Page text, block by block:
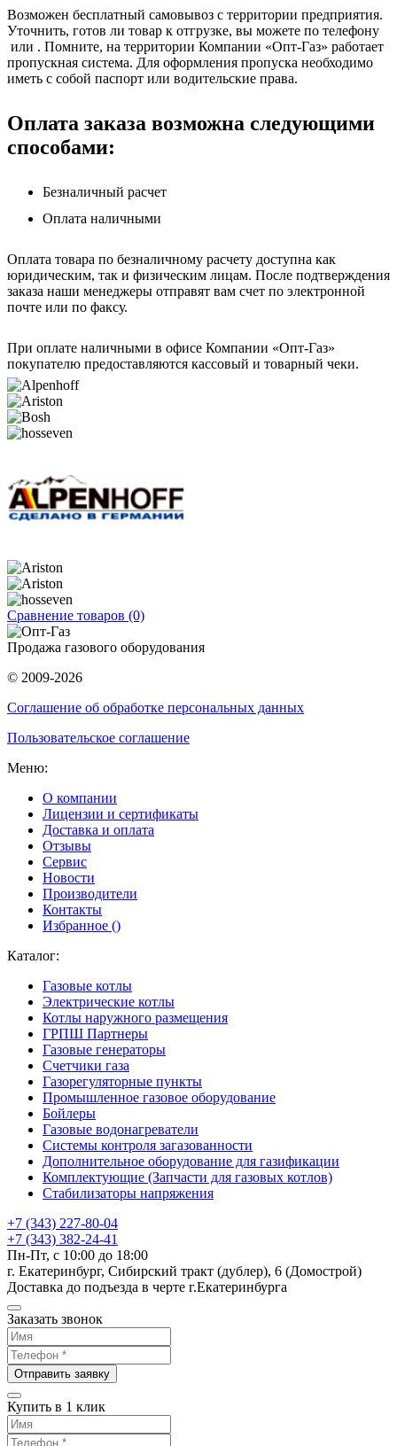
Возможен бесплатный самовывоз с территории предприятия.
Уточнить, готов ли товар к отгрузке, вы можете по телефону
или . Помните, на территории Компании «Опт-Газ» работает
пропускная система. Для оформления пропуска необходимо
иметь с собой паспорт или водительские права.
Оплата заказа возможна следующими
способами:
Безналичный расчет
Оплата наличными
Оплата товара по безналичному расчету доступна как
юридическим, так и физическим лицам. После подтверждения
заказа наши менеджеры отправят вам счет по электронной
почте или по факсу.
При оплате наличными в офисе Компании «Опт-Газ»
покупателю предоставляются кассовый и товарный чеки.
Сравнение товаров (0)
Продажа газового оборудования
© 2009-2026
Соглашение об обработке персональных данных
Пользовательское соглашение
Меню:
О компании
Лицензии и сертификаты
Доставка и оплата
Отзывы
Сервис
Новости
Производители
Контакты
Избранное ()
Каталог:
Газовые котлы
Электрические котлы
Котлы наружного размещения
ГРПШ Партнеры
Газовые генераторы
Счетчики газа
Газорегуляторные пункты
Промышленное газовое оборудование
Бойлеры
Газовые водонагреватели
Системы контроля загазованности
Дополнительное оборудование для газификации
Комплектующие (Запчасти для газовых котлов)
Стабилизаторы напряжения
+7 (343) 227-80-04
+7 (343) 382-24-41
Пн-Пт, с 10:00 до 18:00
г. Екатеринбург, Сибирский тракт (дублер), 6 (Домострой)
Доставка до подъезда в черте г.Екатеринбурга
Заказать звонок
Отправить заявку
Купить в 1 клик